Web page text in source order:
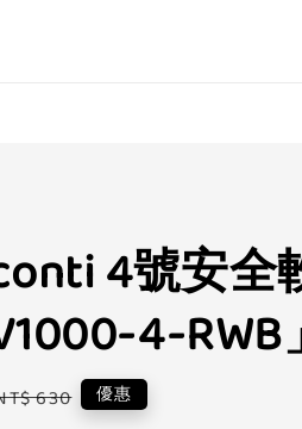
4號安全
4-RWB
630 優惠